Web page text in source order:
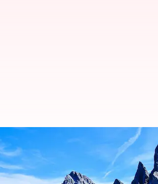
यात्रा पर इन 5